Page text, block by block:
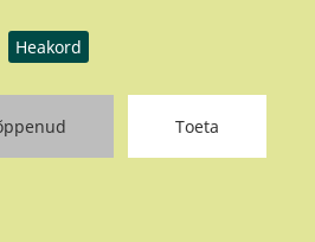
Heakord
Toeta